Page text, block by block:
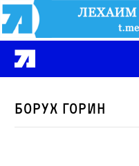
Борух Горин